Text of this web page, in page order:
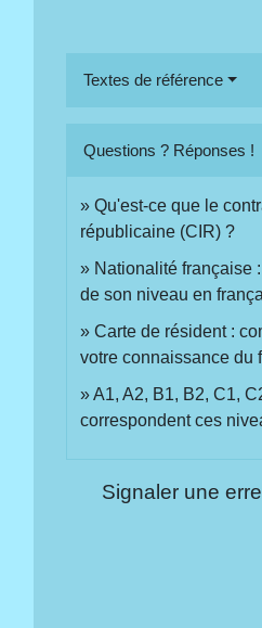
Textes de référence
Questions ? Réponses !
Qu'est-ce que le
républicaine (CIR) ?
Nationalité française
de son niveau en
Carte de résident :
votre connaissance du
A1, A2, B1, B2, C1,
correspondent ces
Signaler une